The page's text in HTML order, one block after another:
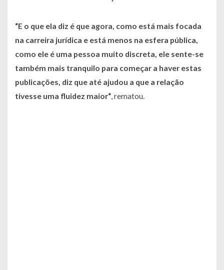
“E o que ela diz é que agora, como está mais focada
na carreira jurídica e está menos na esfera pública,
como ele é uma pessoa muito discreta, ele sente-se
também mais tranquilo para começar a haver estas
publicações, diz que até ajudou a que a relação
tivesse uma fluidez maior“, rematou.